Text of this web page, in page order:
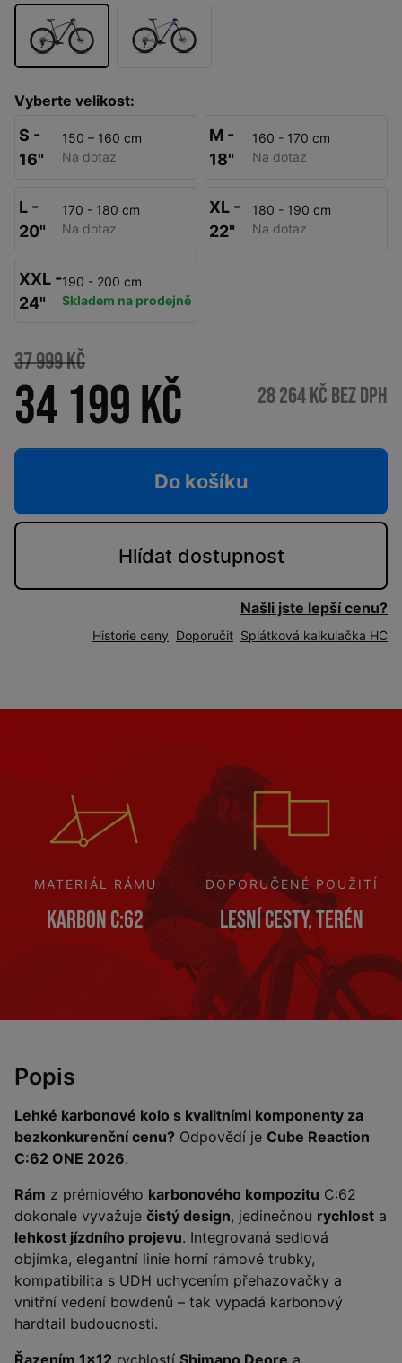
Vyberte velikost:
S -
16"
150 – 160 cm
Na dotaz
M -
18"
160 - 170 cm
Na dotaz
L -
20"
170 - 180 cm
Na dotaz
XL -
22"
180 - 190 cm
Na dotaz
XXL -
24"
190 - 200 cm
Skladem na prodejně
37 999 Kč
34 199 Kč 28 264 Kč bez DPH
Do košíku
Hlídat dostupnost
Našli jste lepší cenu?
Historie ceny Doporučit Splátková kalkulačka HC
MATERIÁL RÁMU
Karbon C:62
DOPORUČENÉ POUŽITÍ
Lesní cesty, terén
Popis
Lehké karbonové kolo s kvalitními komponenty za
bezkonkurenční cenu? Odpovědí je Cube Reaction
C:62 ONE 2026.
Rám z prémiového karbonového kompozitu C:62
dokonale vyvažuje čistý design, jedinečnou rychlost a
lehkost jízdního projevu. Integrovaná sedlová
objímka, elegantní linie horní rámové trubky,
kompatibilita s UDH uchycením přehazovačky a
vnitřní vedení bowdenů – tak vypadá karbonový
hardtail budoucnosti.
Řazením 1x12 rychlostí Shimano Deore a